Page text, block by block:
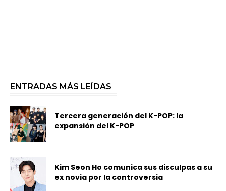
ENTRADAS MÁS LEÍDAS
Tercera generación del K-POP: la
expansión del K-POP
Kim Seon Ho comunica sus disculpas a su
ex novia por la controversia